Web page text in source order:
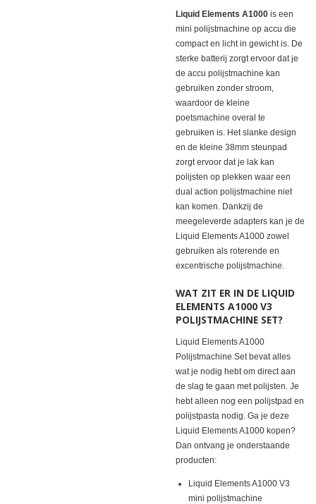
Liquid Elements A1000 is een
mini polijstmachine op accu die
compact en licht in gewicht is. De
sterke batterij zorgt ervoor dat je
de accu polijstmachine kan
gebruiken zonder stroom,
waardoor de kleine
poetsmachine overal te
gebruiken is. Het slanke design
en de kleine 38mm steunpad
zorgt ervoor dat je lak kan
polijsten op plekken waar een
dual action polijstmachine niet
kan komen. Dankzij de
meegeleverde adapters kan je de
Liquid Elements A1000 zowel
gebruiken als roterende en
excentrische polijstmachine.
WAT ZIT ER IN DE LIQUID
ELEMENTS A1000 V3
POLIJSTMACHINE SET?
Liquid Elements A1000
Polijstmachine Set bevat alles
wat je nodig hebt om direct aan
de slag te gaan met polijsten. Je
hebt alleen nog een polijstpad en
polijstpasta nodig. Ga je deze
Liquid Elements A1000 kopen?
Dan ontvang je onderstaande
producten:
Liquid Elements A1000 V3
mini polijstmachine